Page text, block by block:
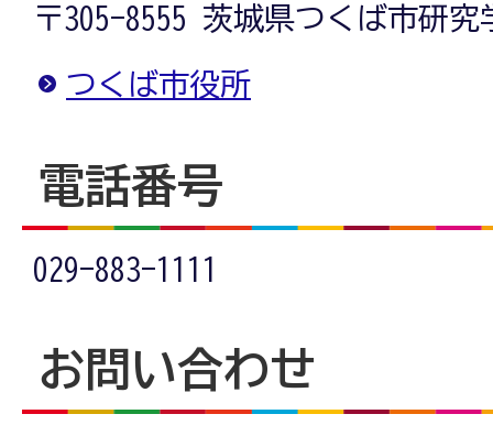
〒305-8555 茨城県つくば市研究
つくば市役所
電話番号
029-883-1111
お問い合わせ